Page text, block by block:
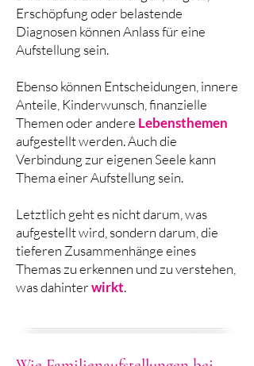
Erschöpfung oder belastende
Diagnosen können Anlass für eine
Aufstellung sein.
Ebenso können Entscheidungen, innere
Anteile, Kinderwunsch, finanzielle
Themen oder andere Lebensthemen
aufgestellt werden. Auch die
Verbindung zur eigenen Seele kann
Thema einer Aufstellung sein.
Letztlich geht es nicht darum, was
aufgestellt wird, sondern darum, die
tieferen Zusammenhänge eines
Themas zu erkennen und zu verstehen,
was dahinterwirkt.